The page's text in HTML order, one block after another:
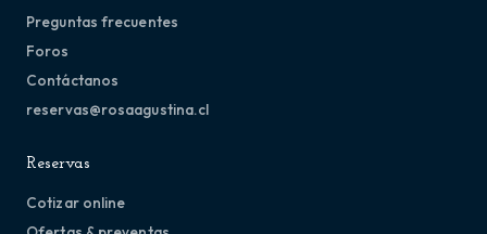
Preguntas frecuentes
Foros
Contáctanos
reservas@rosaagustina.cl
Reservas
Cotizar online